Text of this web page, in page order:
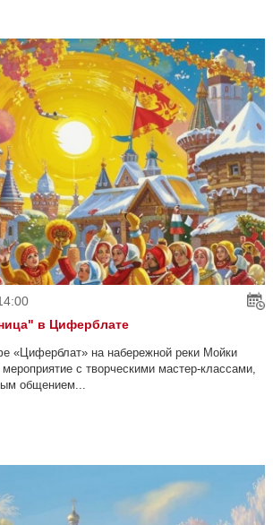
в Циферблате
«Циферблат» на набережной реки Мойки
с творческими мастер-классами,
общением...